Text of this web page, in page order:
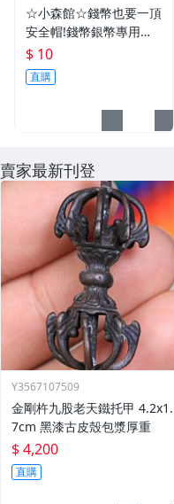
☆小森館☆錢幣也要一頂
安全帽!錢幣銀幣專用透
明壓克力盒收納保護盒.1
枚10元~55
$ 10
直購
賣家最新刊登
Y3567107509
金剛杵九股老天鐵托甲 4.2x1.
7cm 黑漆古皮殼包漿厚重
$ 4,200
直購